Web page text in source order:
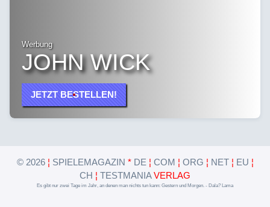
Werbung
JOHN WICK
JETZT BESTELLEN!
© 2026 ¦ SPIELEMAGAZIN * DE ¦ COM ¦ ORG ¦ NET ¦ EU ¦
CH ¦ TESTMANIAVERLAG
Es gibt nur zwei Tage im Jahr, an denen man nichts tun kann: Gestern und Morgen. - Dala? Lama